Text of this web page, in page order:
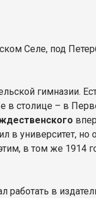
Селе, под
гимназии.
столице – в
в университет, но
в том же 1914
работать в